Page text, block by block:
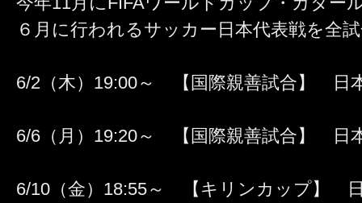
６月に行われるサッカー日本代表戦を全
6/2（木）19:00～ 【国際親善試合】 日
6/6（月）19:20～ 【国際親善試合】
6/10（金）18:55～ 【キリンカップ】